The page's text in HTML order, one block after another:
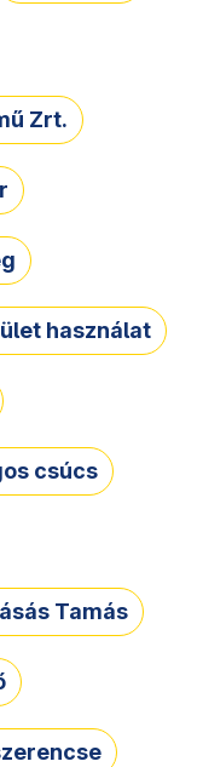
Zrt.
használat
csúcs
Tamás